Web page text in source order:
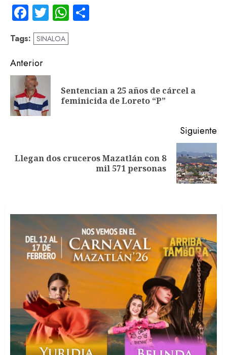
Facebook
TwitterWhatsApp
Tags: SINALOA
Navegación
de
entradas
Anterior
Sentencian a 25 años de cárcel a
feminicida de Loreto “P”
Siguiente
Siguiente
Llegan dos cruceros Mazatlán con 8
mil 571 personas